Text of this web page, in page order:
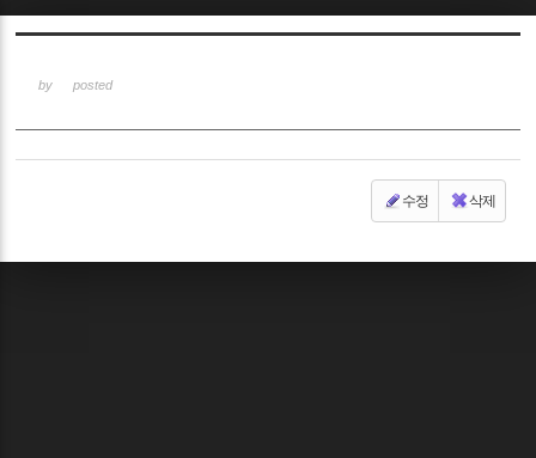
by posted
수정 삭제
Sketchbook5, 스케치북5
Sketchbook5, 스케치북5